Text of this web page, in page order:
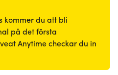
kommer du att bli
på det första
Anytime checkar du in